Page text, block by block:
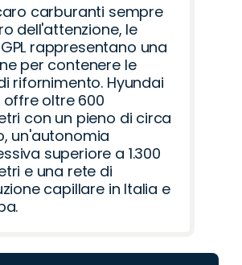
carburanti sempre
dell'attenzione, le
rappresentano una
per contenere le
rifornimento. Hyundai
offre oltre 600
con un pieno di circa
un'autonomia
superiore a 1.300
e una rete di
capillare in Italia e